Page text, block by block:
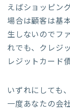
えばショッピン
場合は顧客は基
生しないのでフ
れでも、クレジ
レジットカード
いずれにしても
一度あなたの会